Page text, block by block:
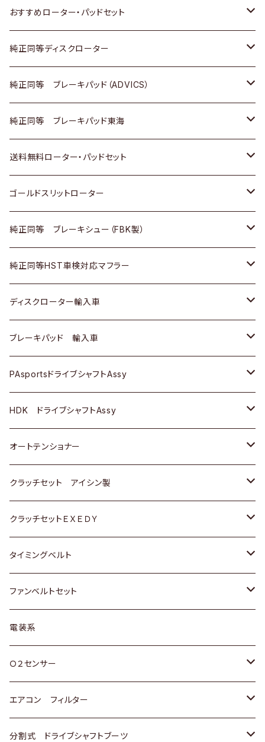
ダイハツ
マツダ
三菱
スバル
日野
三菱ふそう
ＢＭＷ
いすゞ
ダイハツ
マツダ
三菱
日野
三菱ふそう
いすゞ
ダイハツ
三菱
日野
三菱ふそう
その他
スズキ
日産
ダイハツ
マツダ
三菱
スバル
ホンダ
スズキ
日産
いすゞ
ダイハツ
マツダ
三菱
スバル
トヨタ
日産
いすゞ
ダイハツ
マツダ
三菱
おすすめローター・パッドセット
トヨタ
ホンダ
スズキ
日産
ダイハツ
マツダ
三菱
スバル
純正同等ディスクローター
トヨタ
ホンダ
スズキ
日産
いすゞ
ダイハツ
マツダ
三菱
スバル
ＢＥＮＺ
純正同等 ブレーキパッド（ADVICS）
トヨタ
ホンダ
スズキ
日産
ダイハツ
マツダ
三菱
スバル
純正同等 ブレーキパッド東海
トヨタ
ホンダ
日産
いすゞ
ダイハツ
マツダ
三菱
スバル
送料無料ローター・パッドセット
トヨタ
ホンダ
スズキ
日産
ダイハツ
マツダ
三菱
スバル
ゴールドスリットローター
トヨタ
ホンダ
スズキ
日産
ダイハツ
マツダ
三菱
スバル
純正同等 ブレーキシュー（FBK製）
ホンダ
スズキ
日産
ダイハツ
マツダ
三菱
スバル
純正同等HST車検対応マフラー
トヨタ
ホンダ
スズキ
日産
いすゞ
ダイハツ
マツダ
三菱
スバル
日野
ディスクローター輸入車
ＡＵＤＩ
ＢＥＮＺ
ＢＭＷ
GOLF
ＷＡＧＥＮ
アストロ（シボレー）
クライスラー
ブレーキパッド 輸入車
ＢＥＮＺ
ＢＭＷ
ＷＡＧＥＮ
ＶＯＬＶＯ
PAsportsドライブシャフトAssy
トヨタ
ホンダ
スズキ
日産
ダイハツ
マツダ
三菱
スバル
HDK ドライブシャフトAssy
スズキ
ダイハツ
日産
ホンダ
マツダ
オートテンショナー
トヨタ
クラッチセット アイシン製
ホンダ
スズキ
ダイハツ
マツダ
三菱
スバル
クラッチセットＥＸＥＤＹ
ホンダ
スズキ
日産
ダイハツ
マツダ
三菱
タイミングベルト
トヨタ
スズキ
ダイハツ
三菱
スバル
ファンベルトセット
トヨタ
ホンダ
スズキ
日産
電装系
Ｏ２センサー
トヨタ
ホンダ
エアコン フィルター
トヨタ
分割式 ドライブシャフトブーツ